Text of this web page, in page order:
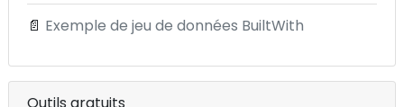
📄 Exemple de jeu de données BuiltWith